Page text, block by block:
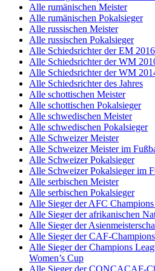
Alle rumänischen Meister
Alle rumänischen Pokalsieger
Alle russischen Meister
Alle russischen Pokalsieger
Alle Schiedsrichter der EM 2016
Alle Schiedsrichter der WM
Alle Schiedsrichter der WM
Alle Schiedsrichter des Jahres
Alle schottischen Meister
Alle schottischen Pokalsieger
Alle schwedischen Meister
Alle schwedischen Pokalsieger
Alle Schweizer Meister
Alle Schweizer Meister im
Alle Schweizer Pokalsieger
Alle Schweizer Pokalsieger im
Alle serbischen Meister
Alle serbischen Pokalsieger
Alle Sieger der AFC
Alle Sieger der afrikanischen
Alle Sieger der
Alle Sieger der CAF-
Alle Sieger der Champions
Women’s Cup
Alle Sieger der CONCACAF-